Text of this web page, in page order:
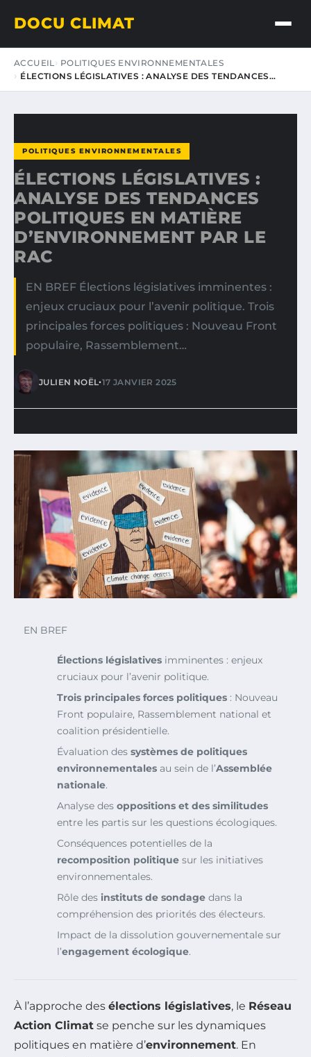
DOCU CLIMAT
ACCUEIL
POLITIQUES ENVIRONNEMENTALES
ÉLECTIONS LÉGISLATIVES : ANALYSE DES TENDANCES…
POLITIQUES ENVIRONNEMENTALES
ÉLECTIONS LÉGISLATIVES :
ANALYSE DES TENDANCES
POLITIQUES EN MATIÈRE
D’ENVIRONNEMENT PAR LE
RAC
EN BREF Élections législatives imminentes :
enjeux cruciaux pour l’avenir politique. Trois
principales forces politiques : Nouveau Front
populaire, Rassemblement…
JULIEN NOËL•17 JANVIER 2025
EN BREF
Élections législatives imminentes : enjeux
cruciaux pour l’avenir politique.
Trois principales forces politiques : Nouveau
Front populaire, Rassemblement national et
coalition présidentielle.
Évaluation des systèmes de politiques
environnementales au sein de l’Assemblée
nationale.
Analyse des oppositions et des similitudes
entre les partis sur les questions écologiques.
Conséquences potentielles de la
recomposition politique sur les initiatives
environnementales.
Rôle des instituts de sondage dans la
compréhension des priorités des électeurs.
Impact de la dissolution gouvernementale sur
l’engagement écologique.
À l’approche des élections législatives, le Réseau
Action Climat se penche sur les dynamiques
politiques en matière d’environnement. En